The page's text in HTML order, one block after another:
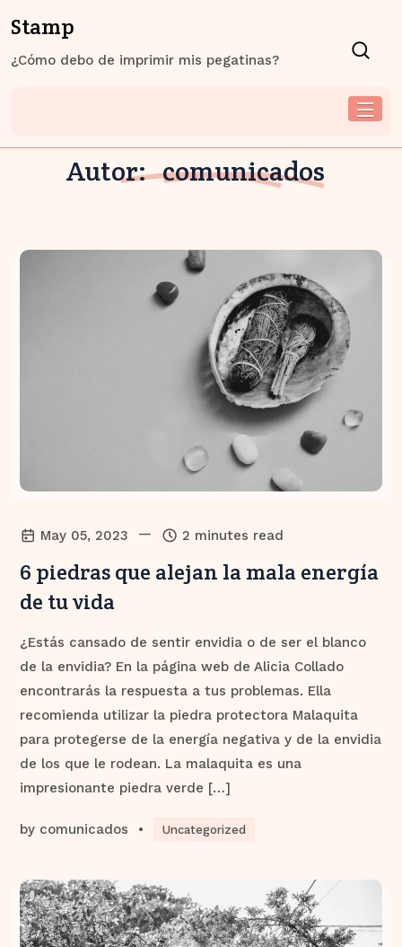
to
content
Stamp
¿Cómo debo de imprimir mis pegatinas?
Autor: comunicados
May 05, 2023 — 2 minutes read
6 piedras que alejan la mala energía
de tu vida
¿Estás cansado de sentir envidia o de ser el blanco
de la envidia? En la página web de Alicia Collado
encontrarás la respuesta a tus problemas. Ella
recomienda utilizar la piedra protectora Malaquita
para protegerse de la energía negativa y de la envidia
de los que le rodean. La malaquita es una
impresionante piedra verde […]
by comunicados • Uncategorized